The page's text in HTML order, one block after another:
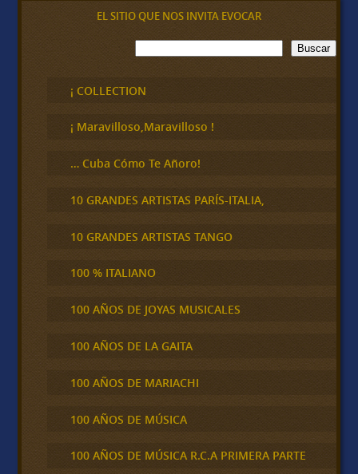
EL SITIO QUE NOS INVITA EVOCAR
B
u
c
a
Buscar
¡ COLLECTION
¡ Maravilloso,Maravilloso !
… Cuba Cómo Te Añoro!
10 GRANDES ARTISTAS PARÍS-ITALIA,
10 GRANDES ARTISTAS TANGO
100 % ITALIANO
100 AÑOS DE JOYAS MUSICALES
100 AÑOS DE LA GAITA
100 AÑOS DE MARIACHI
100 AÑOS DE MÚSICA
100 AÑOS DE MÚSICA R.C.A PRIMERA PARTE